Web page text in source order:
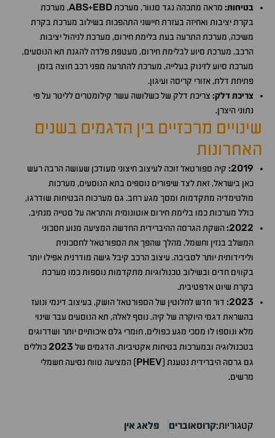
בטיחות: מראה מתכהה נגד סנוור, מערכת ABS+EBD
, מערכת
בקרת יציבות ואחיזה בעזרת חיישני התהפכות בשילוב מערכת בקרת
משיכה, מערכת התרעה בעת בלימת חירום, מערכת לניהול יציבות
הרכב, מערכת סיוע לבלימת חירום, מעטפת פלדה להגנת תא הנוסעים,
מערכת סיוע לזינוק בעלייה, מערכת להתרעה מפני רכב חוצה בזמן
פתיחת דלת, אזורי קריסה ועיגון.
צריכת דלק: צריכת דלק של כשלושה עשר קילומטרים לליטר על פי
נתוני היצרן.
שינויים מרכזיים בין הדגמים בשנים
האחרונות
2019
: קיה ספורטאז׳ זוכה לעיצוב חיצוני מעודכן שעושה הרבה רעש
כאן בישראל, זאת לצד שיפורים נוספים בתא הנוסעים, מערכות
מולטימדיה מתקדמות ומסך מגע רחב. גם מערכות הבטיחות שודרגו,
כולל מערכות כמו בלימת חירום אוטונומית והתראה על סטייה מנתיב.
2022
:השקת הגרסה ההיברידית החדשה המציעה מנוע חסכוני
המשלב בנזין וחשמל, מהלך שהפך את הספורטאז' לחסכונית
ולידידותית יותר לסביבה. עיצוב הרכב קיבל גישה מודרנית אפילו יותר
בקווים חדים ובשילוב טכנולוגיות מתקדמות נוספות כמו מערכת
בקרת שיוט אדפטיבית.
2023
: דור חדש לחלוטין של הספורטאז' הושק, בעיצוב דינמי ונועז
בהשראת דגמי היוקרה של קיה. נוסף לאלה, תא הנוסעים עבר שינוי
מלא ונוספו לו מסכי מגע כפולים, חומרי גלם איכותיים יותר ושדרוגים
בטכנולוגיה ובמערכות בטיחות אקטיביות. הדגמים של2023כוללים
גם גרסה היברידית נטענת (PHEV) המציעה טווח נסיעה חשמלי
מרשים.
קטגוריות:קרוסאוברים פלאג אין